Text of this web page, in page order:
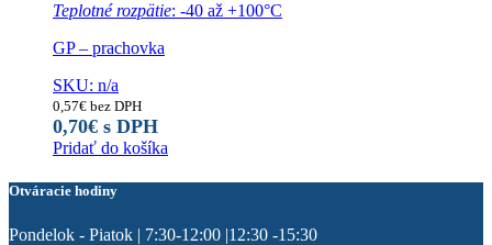
Teplotné rozpätie: -40 až +100°C
GP – prachovka
SKU: n/a
0,57€ bez DPH
0,70€ s DPH
Pridať do košíka
Otváracie hodiny
Pondelok - Piatok | 7:30-12:00 |12:30 -15:30